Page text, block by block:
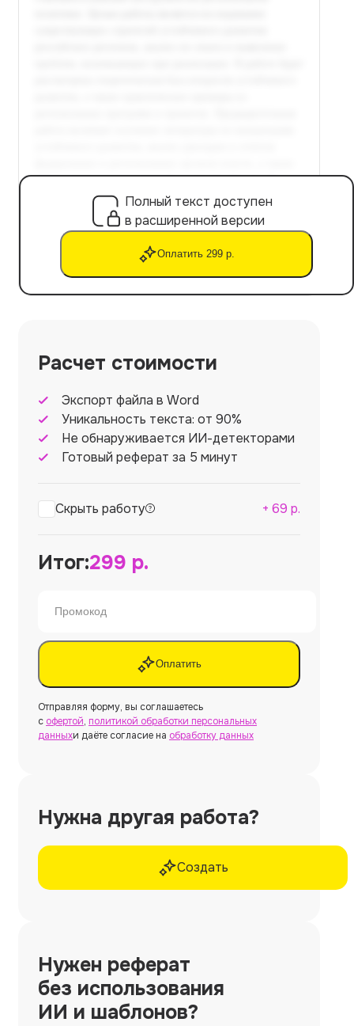
Полный текст доступен
в расширенной версии
Оплатить 299 р.
Расчет стоимости
Экспорт файла в Word
Уникальность текста: от 90%
Не обнаруживается ИИ-детекторами
Готовый реферат за 5 минут
Скрыть работу + 69 р.
Итог:299 р.
Оплатить
Отправляя форму, вы соглашаетесь
с офертой, политикой обработки персональных
данныхи даёте согласие на обработку данных
Нужна другая работа?
Создать
Нужен реферат
без использования
ИИ и шаблонов?